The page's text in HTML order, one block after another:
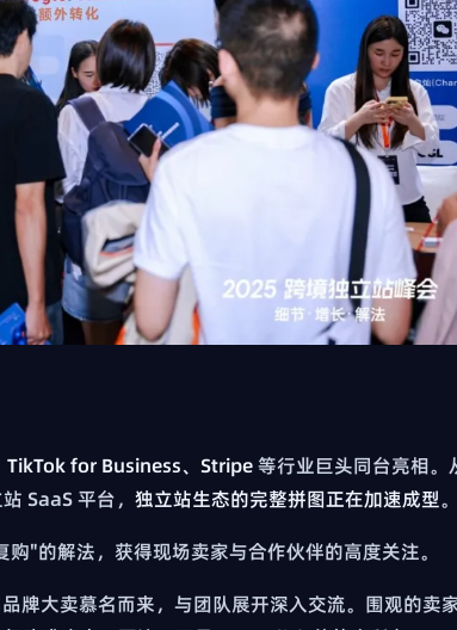
TikTok for Business、Stripe等行业巨头同台亮相。
SaaS 平台， 独立站生态的完整拼图正在加速成型
"的解法，获得现场卖家与合作伙伴的高度关注。
牌大卖慕名而来，与团队展开深入交流。围观的卖